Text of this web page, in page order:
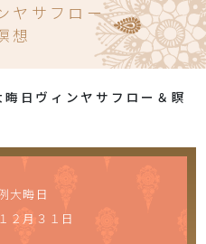
ヤサフロー
想
日ヴィンヤサフロー＆瞑
大晦日
２月３１日